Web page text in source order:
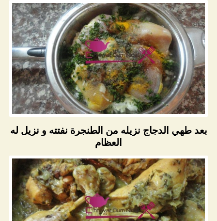
بعد طهي الدجاج نزيله من الطنجرة نفتته و نزيل له
العظام